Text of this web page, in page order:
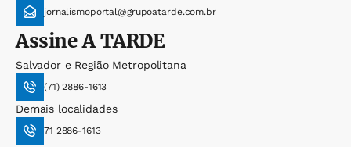
jornalismoportal@grupoatarde.com.br
AssineA TARDE
Salvador e Região Metropolitana
(71) 2886-1613
Demais localidades
71 2886-1613